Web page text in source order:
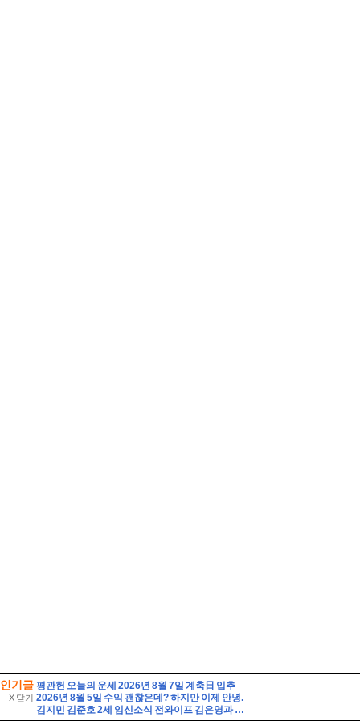
인기글
X 닫기
평관헌 오늘의 운세 2026년 8월 7일 계축日 입추
2026년 8월 5일 수익 괜찮은데? 하지만 이제 안녕.
김지민 김준호 2세 임신소식 전와이프 김은영과 자녀는?